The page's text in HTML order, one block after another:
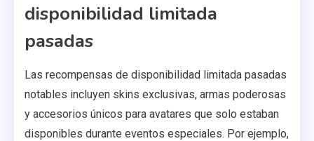
disponibilidad limitada
pasadas
Las recompensas de disponibilidad limitada pasadas
notables incluyen skins exclusivas, armas poderosas
y accesorios únicos para avatares que solo estaban
disponibles durante eventos especiales. Por ejemplo,